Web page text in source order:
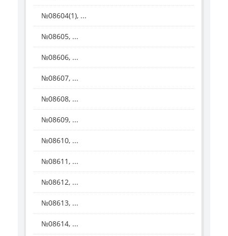
№08604(1), ...
№08605, ...
№08606, ...
№08607, ...
№08608, ...
№08609, ...
№08610, ...
№08611, ...
№08612, ...
№08613, ...
№08614, ...